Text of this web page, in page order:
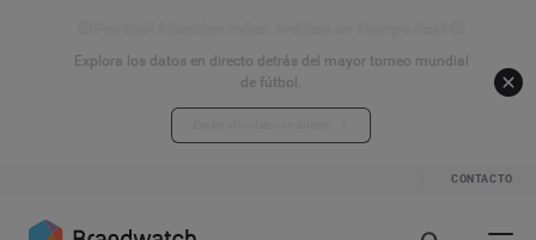
Explora los datos en directo detrás del mayor torneo mundial
de fútbol.
CONTACTO